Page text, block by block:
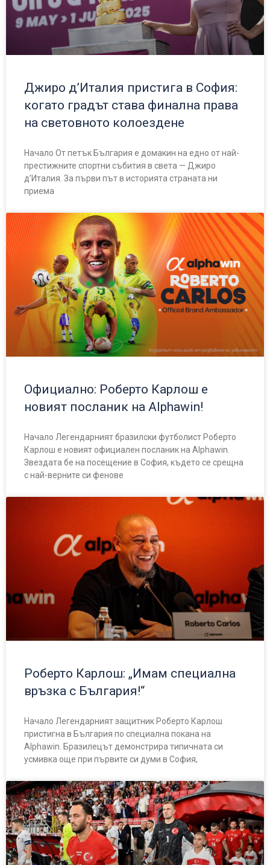
Джиро д’Италия пристига в София:
когато градът става финална права
на световното колоездене
Начало От петък България е домакин на едно от най-
престижните спортни събития в света — Джиро
д’Италия. За първи път в историята страната ни
приема
Официално: Роберто Карлош е
новият посланик на Alphawin!
Начало Легендарният бразилски футболист Роберто
Карлош е новият официален посланик на Alphawin.
Звездата бе на посещение в София, където се срещна
с най-верните си фенове
Роберто Карлош: „Имам специална
връзка с България!“
Начало Легендарният защитник Роберто Карлош
пристигна в България по специална покана на
Alphawin. Бразилецът демонстрира типичната си
усмивка още при първите си думи в София,